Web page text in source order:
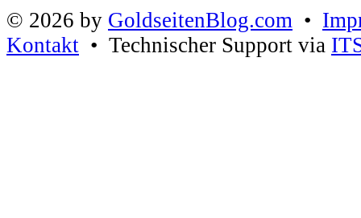
© 2026 by GoldseitenBlog.com •
Kontakt • Technischer Support via